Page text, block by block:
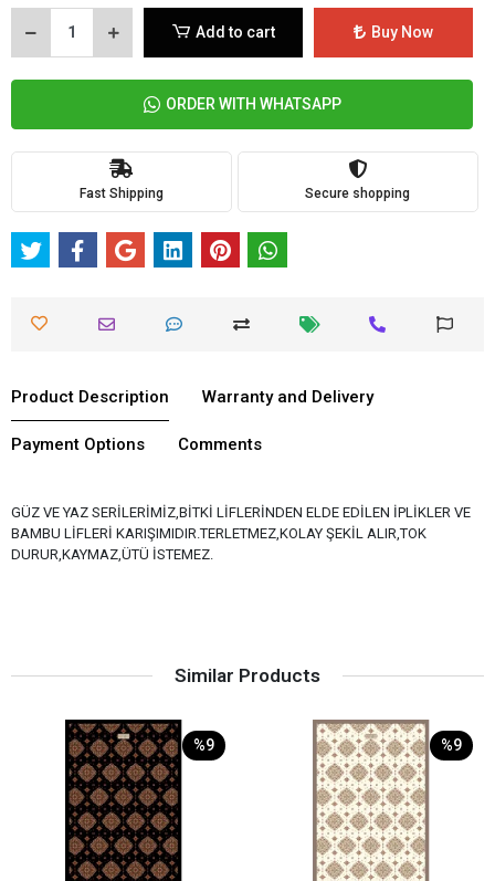
Add to cart Buy Now
ORDER WITH WHATSAPP
Fast Shipping Secure shopping
Product Description Warranty and Delivery
Payment Options Comments
GÜZ VE YAZ SERİLERİMİZ,BİTKİ LİFLERİNDEN ELDE EDİLEN İPLİKLER VE
BAMBU LİFLERİ KARIŞIMIDIR.TERLETMEZ,KOLAY ŞEKİL ALIR,TOK
DURUR,KAYMAZ,ÜTÜ İSTEMEZ.
Similar Products
%9 %9